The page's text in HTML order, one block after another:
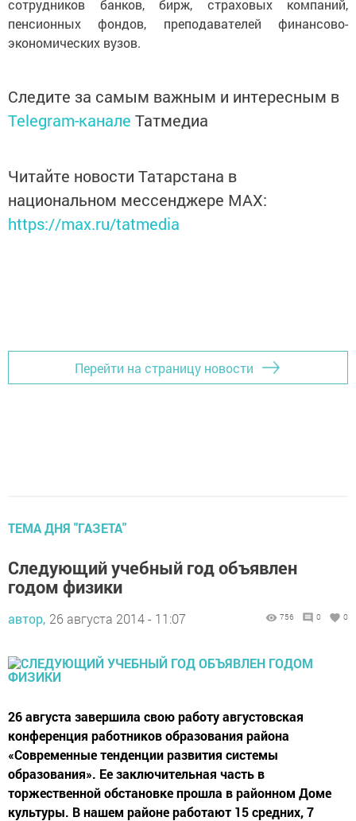
сотрудников банков, бирж, страховых компаний,
пенсионных фондов, преподавателей финансово-
экономических вузов.
Следите за самым важным и интересным в
Telegram-канале Татмедиа
Читайте новости Татарстана в
национальном мессенджере MАХ:
https://max.ru/tatmedia
Перейти на страницу новости
ТЕМА ДНЯ "ГАЗЕТА"
Следующий учебный год объявлен
годом физики
автор, 26 августа 2014 - 11:07 756 0 0
26 августа завершила свою работу августовская
конференция работников образования района
«Современные тенденции развития системы
образования». Ее заключительная часть в
торжественной обстановке прошла в районном Доме
культуры. В нашем районе работают 15 средних, 7